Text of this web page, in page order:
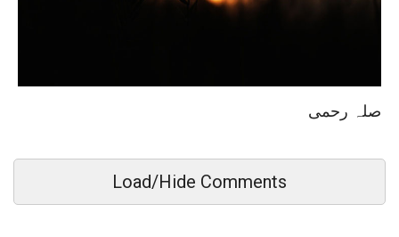
صلہ رحمی
Load/Hide Comments